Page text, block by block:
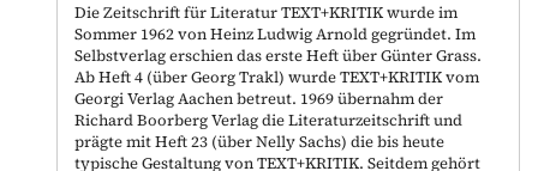
Die Zeitschrift für Literatur TEXT+KRITIK wurde im
Sommer 1962 von Heinz Ludwig Arnold gegründet. Im
Selbstverlag erschien das erste Heft über Günter Grass.
Ab Heft 4 (über Georg Trakl) wurde TEXT+KRITIK vom
Georgi Verlag Aachen betreut. 1969 übernahm der
Richard Boorberg Verlag die Literaturzeitschrift und
prägte mit Heft 23 (über Nelly Sachs) die bis heute
typische Gestaltung von TEXT+KRITIK. Seitdem gehört